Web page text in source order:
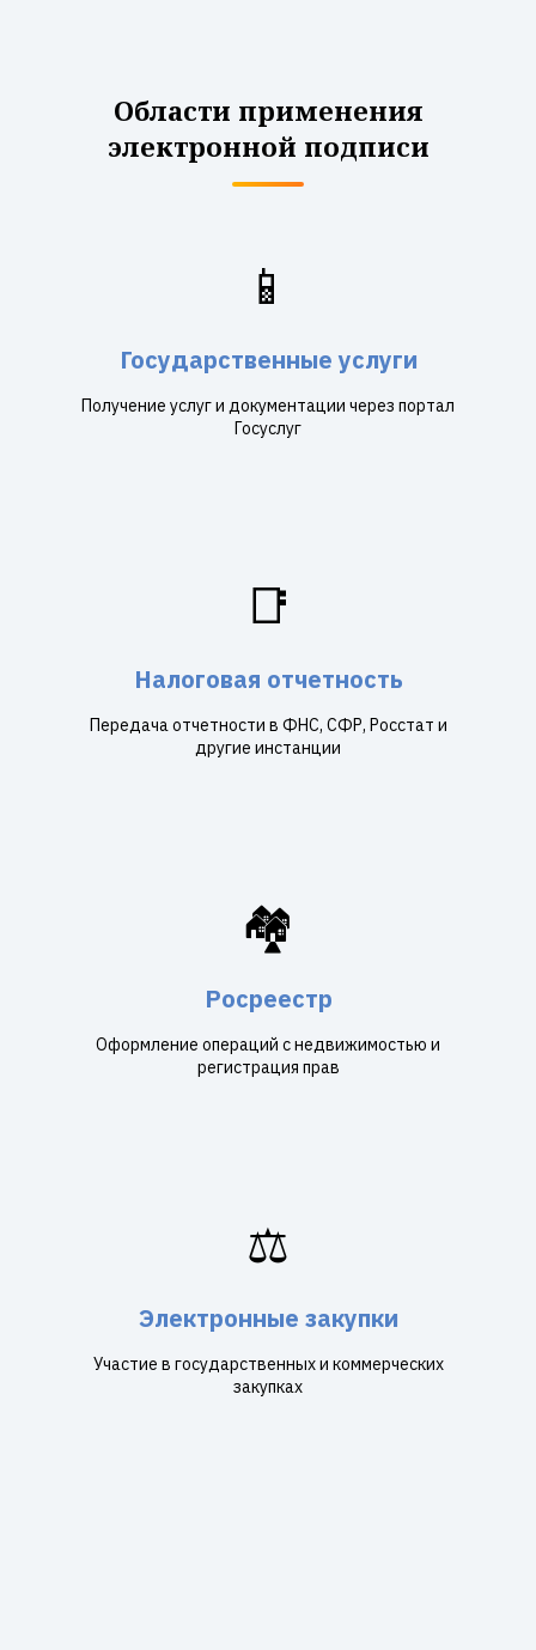
Области применения
электронной подписи
📱
Государственные услуги
Получение услуг и документации через портал
Госуслуг
📑
Налоговая отчетность
Передача отчетности в ФНС, СФР, Росстат и
другие инстанции
🏘️
Росреестр
Оформление операций с недвижимостью и
регистрация прав
⚖️
Электронные закупки
Участие в государственных и коммерческих
закупках